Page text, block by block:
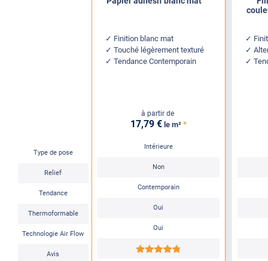
Type de pose
Relief
Tendance
Thermoformable
Technologie Air Flow
Avis
Finition blanc mat
Touché légèrement texturé
Tendance Contemporain
à partir de
17,79 € le m² *
Intérieure
Non
Contemporain
Oui
Oui
*****